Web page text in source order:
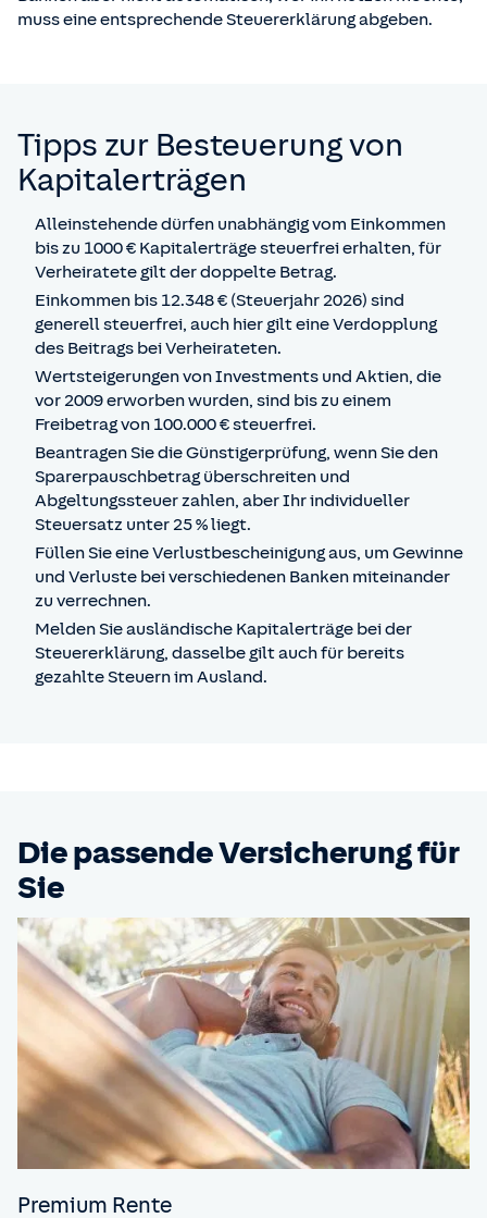
muss eine entsprechende Steuererklärung abgeben.
Tipps zur Besteuerung von
Kapitalerträgen
Alleinstehende dürfen unabhängig vom Einkommen
bis zu 1000 € Kapitalerträge steuerfrei erhalten, für
Verheiratete gilt der doppelte Betrag.
Einkommen bis 12.348 € (Steuerjahr 2026) sind
generell steuerfrei, auch hier gilt eine Verdopplung
des Beitrags bei Verheirateten.
Wertsteigerungen von Investments und Aktien, die
vor 2009 erworben wurden, sind bis zu einem
Freibetrag von 100.000 € steuerfrei.
Beantragen Sie die Günstigerprüfung, wenn Sie den
Sparerpauschbetrag überschreiten und
Abgeltungssteuer zahlen, aber Ihr individueller
Steuersatz unter 25 % liegt.
Füllen Sie eine Verlustbescheinigung aus, um Gewinne
und Verluste bei verschiedenen Banken miteinander
zu verrechnen.
Melden Sie ausländische Kapitalerträge bei der
Steuererklärung, dasselbe gilt auch für bereits
gezahlte Steuern im Ausland.
Die passende Versicherung für
Sie
Premium Rente